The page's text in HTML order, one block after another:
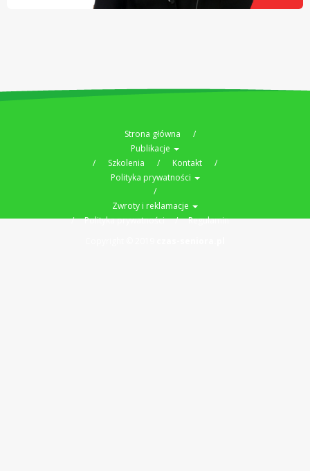
Strona główna
Publikacje
Szkolenia
Kontakt
Polityka prywatności
Zwroty i reklamacje
Polityka prywatności
Regulamin